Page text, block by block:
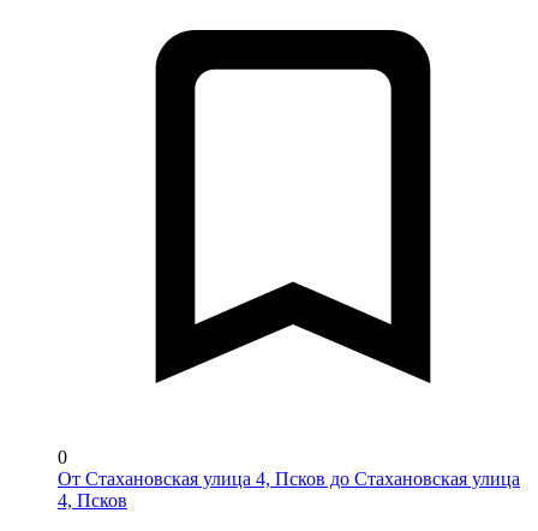
0
От Стахановская улица 4, Псков до Стахановская улица
4, Псков